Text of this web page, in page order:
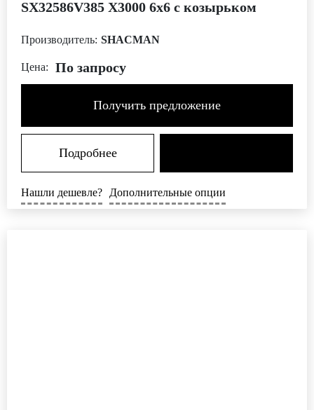
SX32586V385 X3000 6x6 с козырьком
Производитель: SHACMAN
Цена: По запросу
Получить предложение
Подробнее
Нашли дешевле? Дополнительные опции